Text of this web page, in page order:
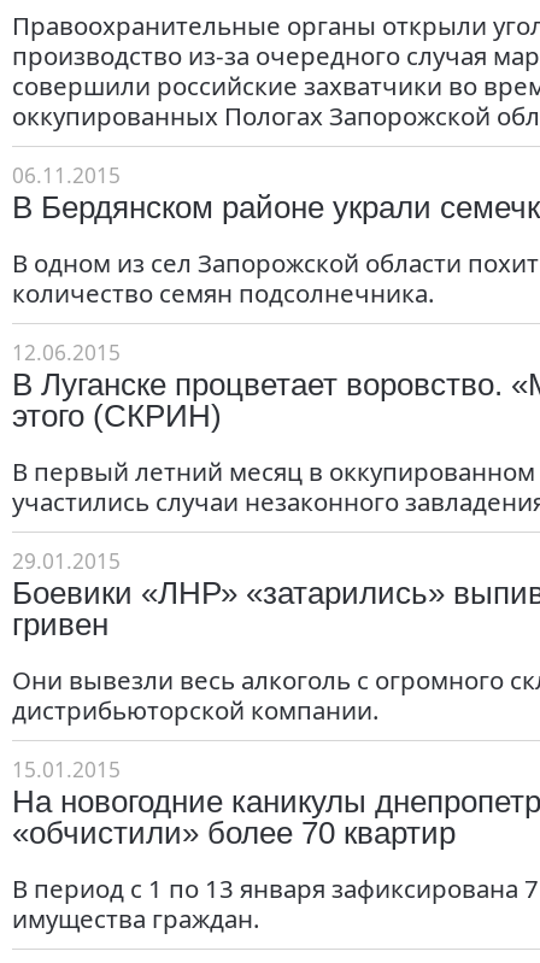
Правоохранительные органы открыли
производство из-за очередного случая
совершили российские захватчики во
оккупированных Пологах Запорожской
06.11.2015
В Бердянском районе украли
В одном из сел Запорожской области
количество семян подсолнечника.
12.06.2015
В Луганске процветает
этого (СКРИН)
В первый летний месяц в
участились случаи незаконного
29.01.2015
Боевики «ЛНР» «затарились»
гривен
Они вывезли весь алкоголь с огромного
дистрибьюторской компании.
15.01.2015
На новогодние каникулы
«обчистили» более 70 квартир
В период с 1 по 13 января зафиксирована
имущества граждан.